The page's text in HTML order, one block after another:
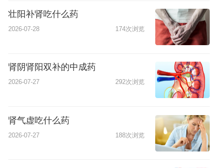
壮阳补肾吃什么药
2026-07-28 174次浏览
肾阴肾阳双补的中成药
2026-07-27 292次浏览
肾气虚吃什么药
2026-07-27 188次浏览